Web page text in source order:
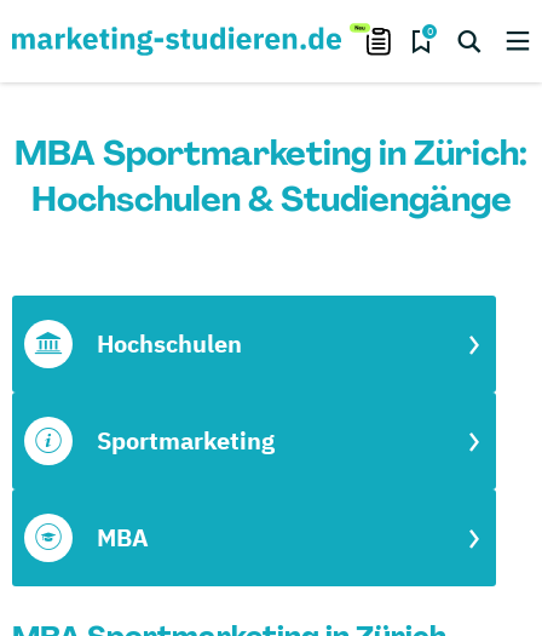
0
MBA Sportmarketing in Zürich:
Hochschulen & Studiengänge
MBA
Sportmarketing
Hochschulen